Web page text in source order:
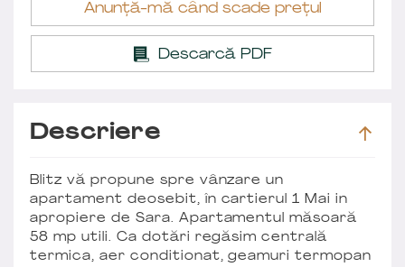
Anunță-mă când scade prețul
Descarcă PDF
Descriere
Blitz vă propune spre vânzare un
apartament deosebit, în cartierul 1 Mai in
apropiere de Sara. Apartamentul măsoară
58 mp utili. Ca dotări regăsim centrală
termica, aer conditionat, geamuri termopan